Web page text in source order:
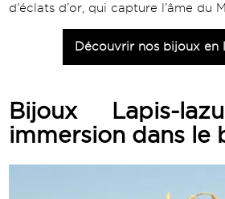
d’éclats d’or, qui capture l’âme du
Découvrir nos bijoux en
Bijoux Lapis-
immersion dans le